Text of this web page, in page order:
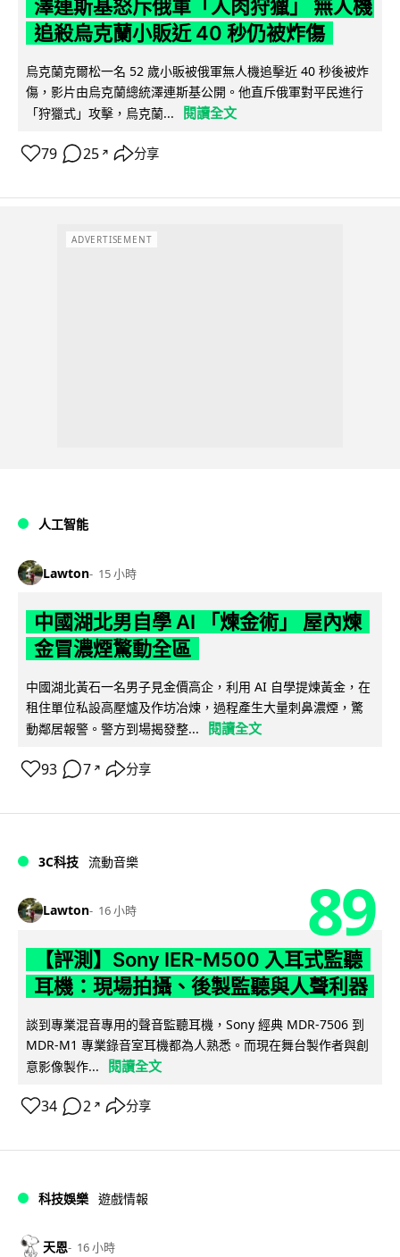
澤連斯基怒斥俄軍「人肉狩獵」 無人機
追殺烏克蘭小販近 40 秒仍被炸傷
烏克蘭克爾松一名 52 歲小販被俄軍無人機追擊近 40 秒後被炸
傷，影片由烏克蘭總統澤連斯基公開。他直斥俄軍對平民進行
「狩獵式」攻擊，烏克蘭...
閱讀全文
79 25 ↗ 分享
ADVERTISEMENT
人工智能
Lawton 15 小時
中國湖北男自學 AI 「煉金術」 屋內煉
金冒濃煙驚動全區
中國湖北黃石一名男子見金價高企，利用 AI 自學提煉黃金，在
租住單位私設高壓爐及作坊冶煉，過程產生大量刺鼻濃煙，驚
動鄰居報警。警方到場揭發整...
閱讀全文
93 7 ↗ 分享
3C科技 流動音樂
Lawton 16 小時 89
【評測】Sony IER-M500 入耳式監聽
耳機：現場拍攝、後製監聽與人聲利器
談到專業混音專用的聲音監聽耳機，Sony 經典 MDR-7506 到
MDR-M1 專業錄音室耳機都為人熟悉。而現在舞台製作者與創
意影像製作...
閱讀全文
34 2 ↗ 分享
科技娛樂 遊戲情報
天恩 16 小時